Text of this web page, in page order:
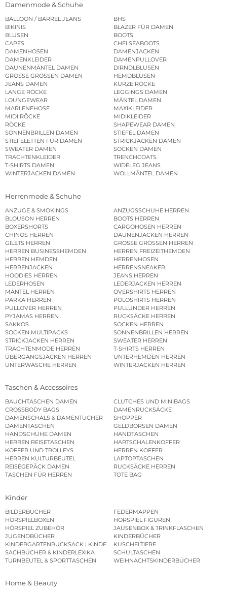
Damenmode & Schuhe
BALLOON / BARREL JEANS
BHS
BIKINIS
BLAZER FÜR DAMEN
BLUSEN
BOOTS
CAPES
CHELSEABOOTS
DAMENHOSEN
DAMENJACKEN
DAMENKLEIDER
DAMENPULLOVER
DAUNENMÄNTEL DAMEN
DIRNDLBLUSEN
GROSSE GRÖSSEN DAMEN
HEMDBLUSEN
JEANS DAMEN
KURZE RÖCKE
LANGE RÖCKE
LEGGINGS DAMEN
LOUNGEWEAR
MÄNTEL DAMEN
MARLENEHOSE
MAXIKLEIDER
MIDI RÖCKE
MIDIKLEIDER
RÖCKE
SHAPEWEAR DAMEN
SONNENBRILLEN DAMEN
STIEFEL DAMEN
STIEFELETTEN FÜR DAMEN
STRICKJACKEN DAMEN
SWEATER DAMEN
SOCKEN DAMEN
TRACHTENKLEIDER
TRENCHCOATS
T-SHIRTS DAMEN
WIDELEG JEANS
WINTERJACKEN DAMEN
WOLLMÄNTEL DAMEN
Herrenmode & Schuhe
ANZÜGE & SMOKINGS
ANZUGSSCHUHE HERREN
BLOUSON HERREN
BOOTS HERREN
BOXERSHORTS
CARGOHOSEN HERREN
CHINOS HERREN
DAUNENJACKEN HERREN
GILETS HERREN
GROSSE GRÖSSEN HERREN
HERREN BUSINESSHEMDEN
HERREN FREIZEITHEMDEN
HERREN HEMDEN
HERRENHOSEN
HERRENJACKEN
HERRENSNEAKER
HOODIES HERREN
JEANS HERREN
LEDERHOSEN
LEDERJACKEN HERREN
MÄNTEL HERREN
OVERSHIRTS HERREN
PARKA HERREN
POLOSHIRTS HERREN
PULLOVER HERREN
PULLUNDER HERREN
PYJAMAS HERREN
RUCKSÄCKE HERREN
SAKKOS
SOCKEN HERREN
SOCKEN MULTIPACKS
SONNENBRILLEN HERREN
STRICKJACKEN HERREN
SWEATER HERREN
TRACHTENMODE HERREN
T-SHIRTS HERREN
ÜBERGANGSJACKEN HERREN
UNTERHEMDEN HERREN
UNTERWÄSCHE HERREN
WINTERJACKEN HERREN
Taschen & Accessoires
BAUCHTASCHEN DAMEN
CLUTCHES UND MINIBAGS
CROSSBODY BAGS
DAMENRUCKSÄCKE
DAMENSCHALS & DAMENTÜCHER
SHOPPER
DAMENTASCHEN
GELDBÖRSEN DAMEN
HANDSCHUHE DAMEN
HANDTASCHEN
HERREN REISETASCHEN
HARTSCHALENKOFFER
KOFFER UND TROLLEYS
HERREN KOFFER
HERREN KULTURBEUTEL
LAPTOPTASCHEN
REISEGEPÄCK DAMEN
RUCKSÄCKE HERREN
TASCHEN FÜR HERREN
TOTE BAG
Kinder
BILDERBÜCHER
FEDERMAPPEN
HÖRSPIELBOXEN
HÖRSPIEL FIGUREN
HÖRSPIEL ZUBEHÖR
JAUSENBOX & TRINKFLASCHEN
JUGENDBÜCHER
KINDERBÜCHER
KINDERGARTENRUCKSACK | KINDERGARTENBEUTEL
KUSCHELTIERE
SACHBÜCHER & KINDERLEXIKA
SCHULTASCHEN
TURNBEUTEL & SPORTTASCHEN
WEIHNACHTSKINDERBÜCHER
Home & Beauty